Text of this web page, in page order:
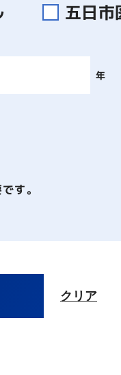
五日
年
す。
クリア